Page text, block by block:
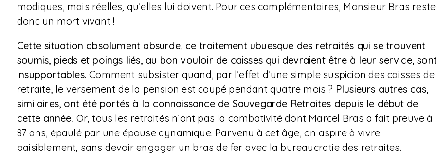
modiques, mais réelles, qu’elles lui doivent. Pour ces complémentaires, Monsieur Bras reste
donc un mort vivant !
Cette situation absolument absurde, ce traitement ubuesque des retraités qui se trouvent
soumis, pieds et poings liés, au bon vouloir de caisses qui devraient être à leur service,
insupportables. Comment subsister quand, par l’effet d’une simple suspicion des caisses de
retraite, le versement de la pension est coupé pendant quatre mois ? Plusieurs autres cas,
similaires, ont été portés à la connaissance de Sauvegarde Retraites depuis le début de
cette année. Or, tous les retraités n’ont pas la combativité dont Marcel Bras a fait preuve à
87 ans, épaulé par une épouse dynamique. Parvenu à cet âge, on aspire à vivre
paisiblement, sans devoir engager un bras de fer avec la bureaucratie des retraites.